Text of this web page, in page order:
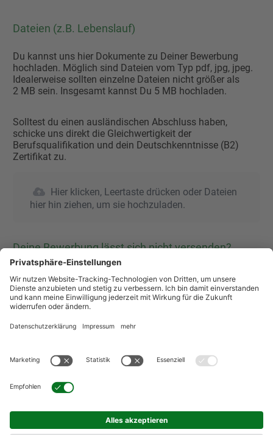
Dateien (z.B. Lebenslauf)
Du kannst uns hier Dokumente zu Deiner Bewerbung
hochladen. Möglich sind Dateien vom Typ pdf, jpg, jpeg.
Idealerweise sollten einzelne Dateien nicht größer als
2 MB sein. Insgesamt kannst Du 5 MB hochladen.
Solltest du einen ausländischen Abschluss haben,
schicke uns direkt die Gleichwertigkeit der
Berufsqualifikation und dein Deutschkenntnisse (B2)
Zertifikat zu.
Hier klicken, Leertaste drücken oder Dateien
hier hin ziehen, um sie hochzuladen.
Deine Bewerbung lässt sich nicht versenden?
nicht auf die "DANKE" Seite weitergeleitet wirst, prüfe
bitte, ob Du alle Pflichtfelder ausgefüllt hast. Achte auf
die roten Hinweisbalken über den jeweiligen
ist?
Wenn die Daten erfolgreich übermittelt wurden, werden
Sie automatisch zur "DANKE-Seite" weitergeleitet. Diese